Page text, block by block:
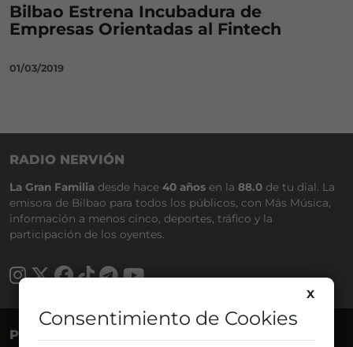
Bilbao Estrena Incubadura de
Empresas Orientadas al Fintech
01/03/2019
RADIO NERVIÓN
La Gran Familia desde hace 40 años en la 88.0 de tu dial. La
emisora de Bilbao para todos los públicos, con Más Música,
información a menos cinco, deportes, tráfico y la
participación de los oyentes.
PROGRAMAS
X
Consentimiento de Cookies